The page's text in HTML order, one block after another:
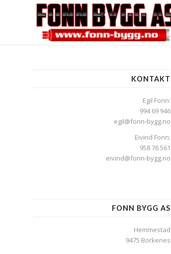
KONTAKT
Egil Fonn:
994 69 946
egil@fonn-bygg.no
Eivind Fonn:
958 76 561
eivind@fonn-bygg.no
FONN BYGG AS
Hemmestad
9475 Borkenes